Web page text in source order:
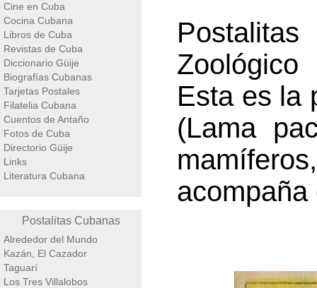
Cine en Cuba
Cocina Cubana
Libros de Cuba
Revistas de Cuba
Diccionario Güije
Biografías Cubanas
Tarjetas Postales
Filatelia Cubana
Cuentos de Antaño
Fotos de Cuba
Directorio Güije
Links
Literatura Cubana
Postalitas Cubanas
Alrededor del Mundo
Kazán, El Cazador
Taguarí
Los Tres Villalobos
Esta es la
(Lama